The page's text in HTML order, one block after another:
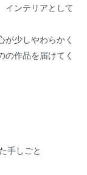
インテリアとして
が少しやわらかく
作品を届けてく
手しごと